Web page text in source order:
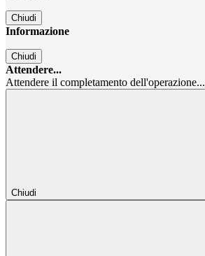
Chiudi
Informazione
Chiudi
Attendere...
Attendere il completamento dell'operazione...
Chiudi